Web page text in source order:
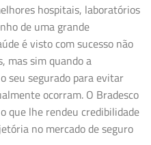
hospitais, laboratórios
de uma grande
é visto com sucesso não
mas sim quando a
seu segurado para evitar
ocorram. O Bradesco
que lhe rendeu credibilidade
no mercado de seguro